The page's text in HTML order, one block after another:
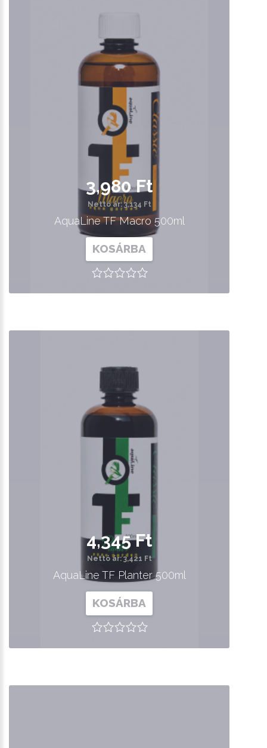
3,980 Ft
Nettó ár: 3,134 Ft
AquaLine TF Macro 500ml
KOSÁRBA
4,345 Ft
Nettó ár: 3,421 Ft
AquaLine TF Planter 500ml
KOSÁRBA